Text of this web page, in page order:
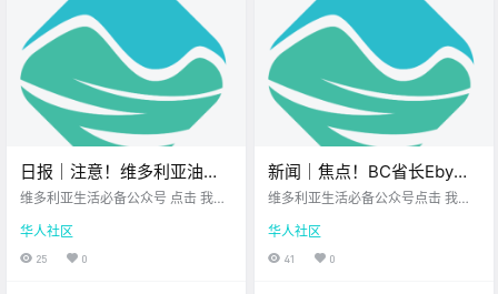
日报｜注意！维多利亚油价
飙升，预计下周降价！
票，损失达$2000！
维多利亚生活必备公众号 点击 我在
华人社区
25 0
新闻｜焦点！BC省长Eby支
持率跌至上任以来最低！维
的竟然是$9啤酒？
维多利亚生活必备公众号点击 我在
一直在你身边您值得信赖的地产经
纪 大家周二好呀~ 一周走到第二天
华人社区
41 0